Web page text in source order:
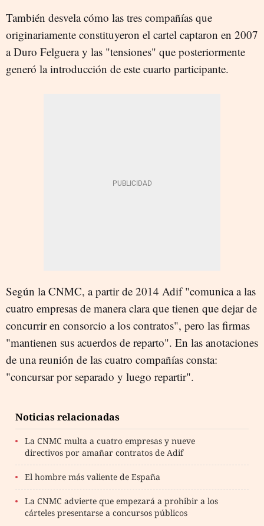
También desvela cómo las tres compañías que
originariamente constituyeron el cartel captaron en 2007
a Duro Felguera y las "tensiones" que posteriormente
generó la introducción de este cuarto participante.
Según la CNMC, a partir de 2014 Adif "comunica a las
cuatro empresas de manera clara que tienen que dejar de
concurrir en consorcio a los contratos", pero las firmas
"mantienen sus acuerdos de reparto". En las anotaciones
de una reunión de las cuatro compañías consta:
"concursar por separado y luego repartir".
Noticias relacionadas
La CNMC multa a cuatro empresas y nueve
directivos por amañar contratos de Adif
El hombre más valiente de España
La CNMC advierte que empezará a prohibir a los
cárteles presentarse a concursos públicos